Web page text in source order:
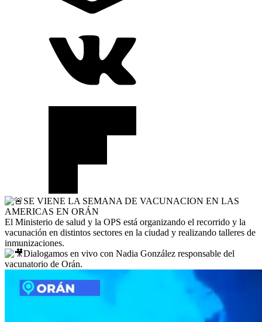
SE VIENE LA SEMANA DE VACUNACION EN LAS
AMERICAS EN ORÁN
El Ministerio de salud y la OPS está organizando el recorrido y la
vacunación en distintos sectores en la ciudad y realizando talleres de
inmunizaciones.
Dialogamos en vivo con Nadia González responsable del
vacunatorio de Orán.